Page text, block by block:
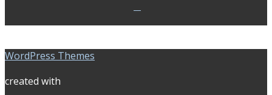
WordPress Themes
created with